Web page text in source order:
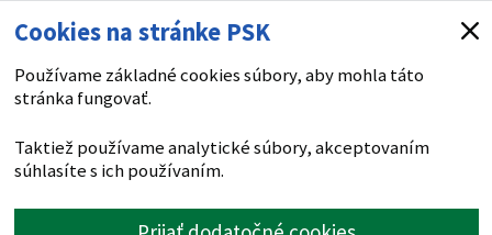
Cookies na stránke PSK
Používame základné cookies súbory, aby mohla táto
stránka fungovať.
Taktiež používame analytické súbory, akceptovaním
súhlasíte s ich používaním.